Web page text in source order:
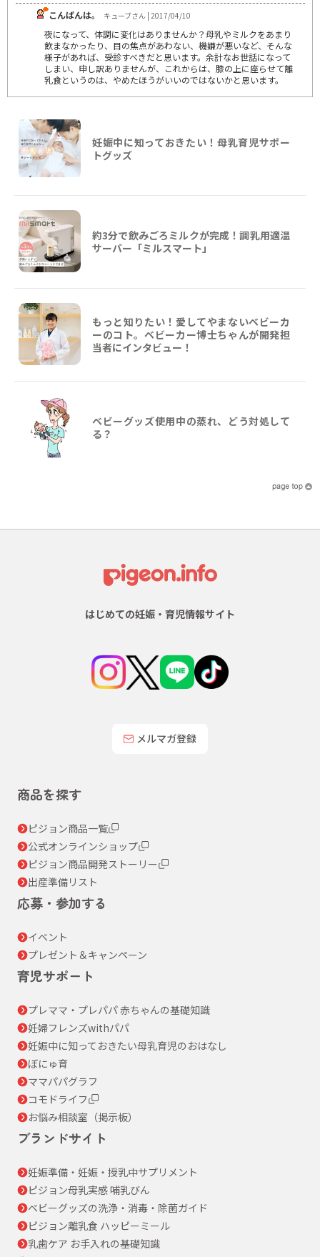
こんばんは。
キューブさん | 2017/04/10
夜になって、体調に変化はありませんか？母乳やミルクをあまり
飲まなかったり、目の焦点があわない、機嫌が悪いなど、そんな
様子があれば、受診すべきだと思います。余計なお世話になって
しまい、申し訳ありませんが、これからは、膝の上に座らせて離
乳食というのは、やめたほうがいいのではないかと思います。
妊娠中に知っておきたい！母乳育児サポー
トグッズ
約3分で飲みごろミルクが完成！調乳用適温
サーバー「ミルスマート」
もっと知りたい！愛してやまないベビーカ
ーのコト。ベビーカー博士ちゃんが開発担
当者にインタビュー！
ベビーグッズ使用中の蒸れ、どう対処して
る？
はじめての妊娠・育児情報サイト
メルマガ登録
商品を探す
ピジョン商品一覧
公式オンラインショップ
ピジョン商品開発ストーリー
出産準備リスト
応募・参加する
イベント
プレゼント＆キャンペーン
育児サポート
プレママ・プレパパ 赤ちゃんの基礎知識
妊婦フレンズwithパパ
妊娠中に知っておきたい母乳育児のおはなし
ぼにゅ育
ママパパグラフ
コモドライフ
お悩み相談室（掲示板）
ブランドサイト
妊娠準備・妊娠・授乳中サプリメント
ピジョン母乳実感 哺乳びん
ベビーグッズの洗浄・消毒・除菌ガイド
ピジョン離乳食 ハッピーミール
乳歯ケア お手入れの基礎知識